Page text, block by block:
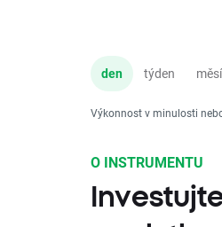
den týden
Výkonnost v minulosti
O INSTRUMENTU